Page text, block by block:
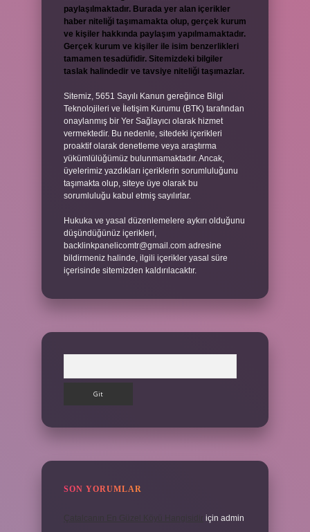
paylaşılmaktadır. Burada yer alan içerikler
haber niteliği taşımamakta olup, gerçek kurum
ve kişiler hakkında paylaşım yapılmamaktadır.
Gerçek kurum ve kişiler ile isim benzerlikleri
tamamen tesadüfidir. Sitemizdeki bilgiler
taslak halindedir ve tavsiye niteliği taşımazlar.
Sitemiz, 5651 Sayılı Kanun gereğince Bilgi
Teknolojileri ve İletişim Kurumu (BTK) tarafından
onaylanmış bir Yer Sağlayıcı olarak hizmet
vermektedir. Bu nedenle, sitedeki içerikleri
proaktif olarak denetleme veya araştırma
yükümlülüğümüz bulunmamaktadır. Ancak,
üyelerimiz yazdıkları içeriklerin sorumluluğunu
taşımakta olup, siteye üye olarak bu
sorumluluğu kabul etmiş sayılırlar.
Hukuka ve yasal düzenlemelere aykırı olduğunu
düşündüğünüz içerikleri,
backlinkpanelicomtr@gmail.com adresine
bildirmeniz halinde, ilgili içerikler yasal süre
içerisinde sitemizden kaldırılacaktır.
SON YORUMLAR
için admin